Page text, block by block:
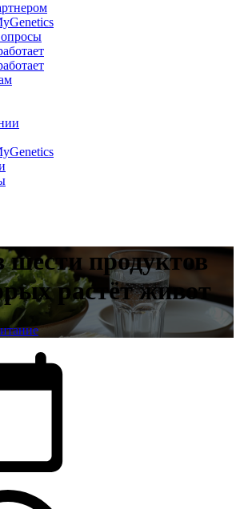
шести продуктов
растёт живот